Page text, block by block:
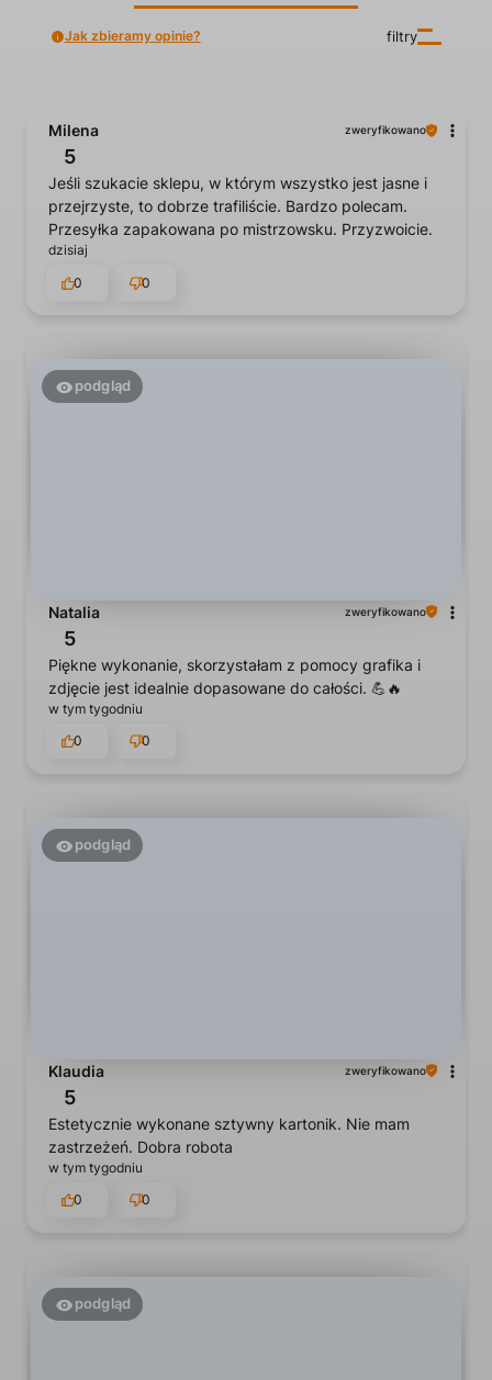
filtry
Jak zbieramy opinie?
Milena zweryfikowano
5
Jeśli szukacie sklepu, w którym wszystko jest jasne i
przejrzyste, to dobrze trafiliście. Bardzo polecam.
Przesyłka zapakowana po mistrzowsku. Przyzwoicie.
dzisiaj
0
0
podgląd
Natalia zweryfikowano
5
Piękne wykonanie, skorzystałam z pomocy grafika i
zdjęcie jest idealnie dopasowane do całości. 💪🔥
w tym tygodniu
0
0
podgląd
Klaudia zweryfikowano
5
Estetycznie wykonane sztywny kartonik. Nie mam
zastrzeżeń. Dobra robota
w tym tygodniu
0
0
podgląd